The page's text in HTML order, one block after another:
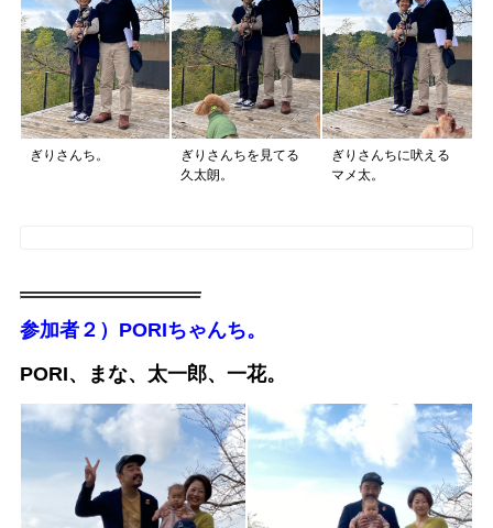
ぎりさんち。
ぎりさんちを見てる
久太朗。
ぎりさんちに吠える
マメ太。
参加者２）PORIちゃんち。
PORI、まな、太一郎、一花。